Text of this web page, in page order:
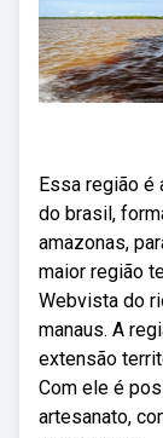
Essa região é
do brasil,
amazonas,
maior região
Webvista do
manaus. A
extensão
Com ele é
artesanato,